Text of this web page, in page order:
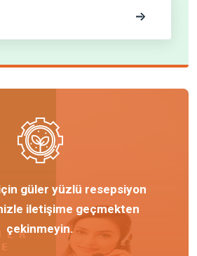
güler yüzlü resepsiyon
iletişime geçmekten
çekinmeyin.